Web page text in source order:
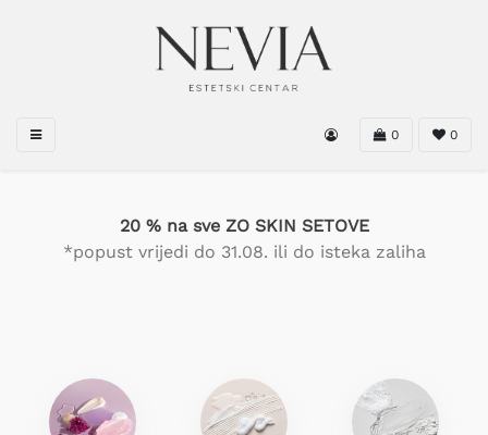
0 0
20 % na sve ZO SKIN SETOVE
*popust vrijedi do 31.08. ili do isteka zaliha